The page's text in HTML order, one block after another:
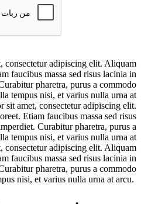
consectetur adipiscing elit. Aliquam
faucibus massa sed risus lacinia in
pharetra, purus a commodo
tempus nisi, et varius nulla urna at
sit amet, consectetur adipiscing elit.
Etiam faucibus massa sed risus
Curabitur pharetra, purus a
tempus nisi, et varius nulla urna at
consectetur adipiscing elit. Aliquam
faucibus massa sed risus lacinia in
pharetra, purus a commodo
nisi, et varius nulla urna at arcu.